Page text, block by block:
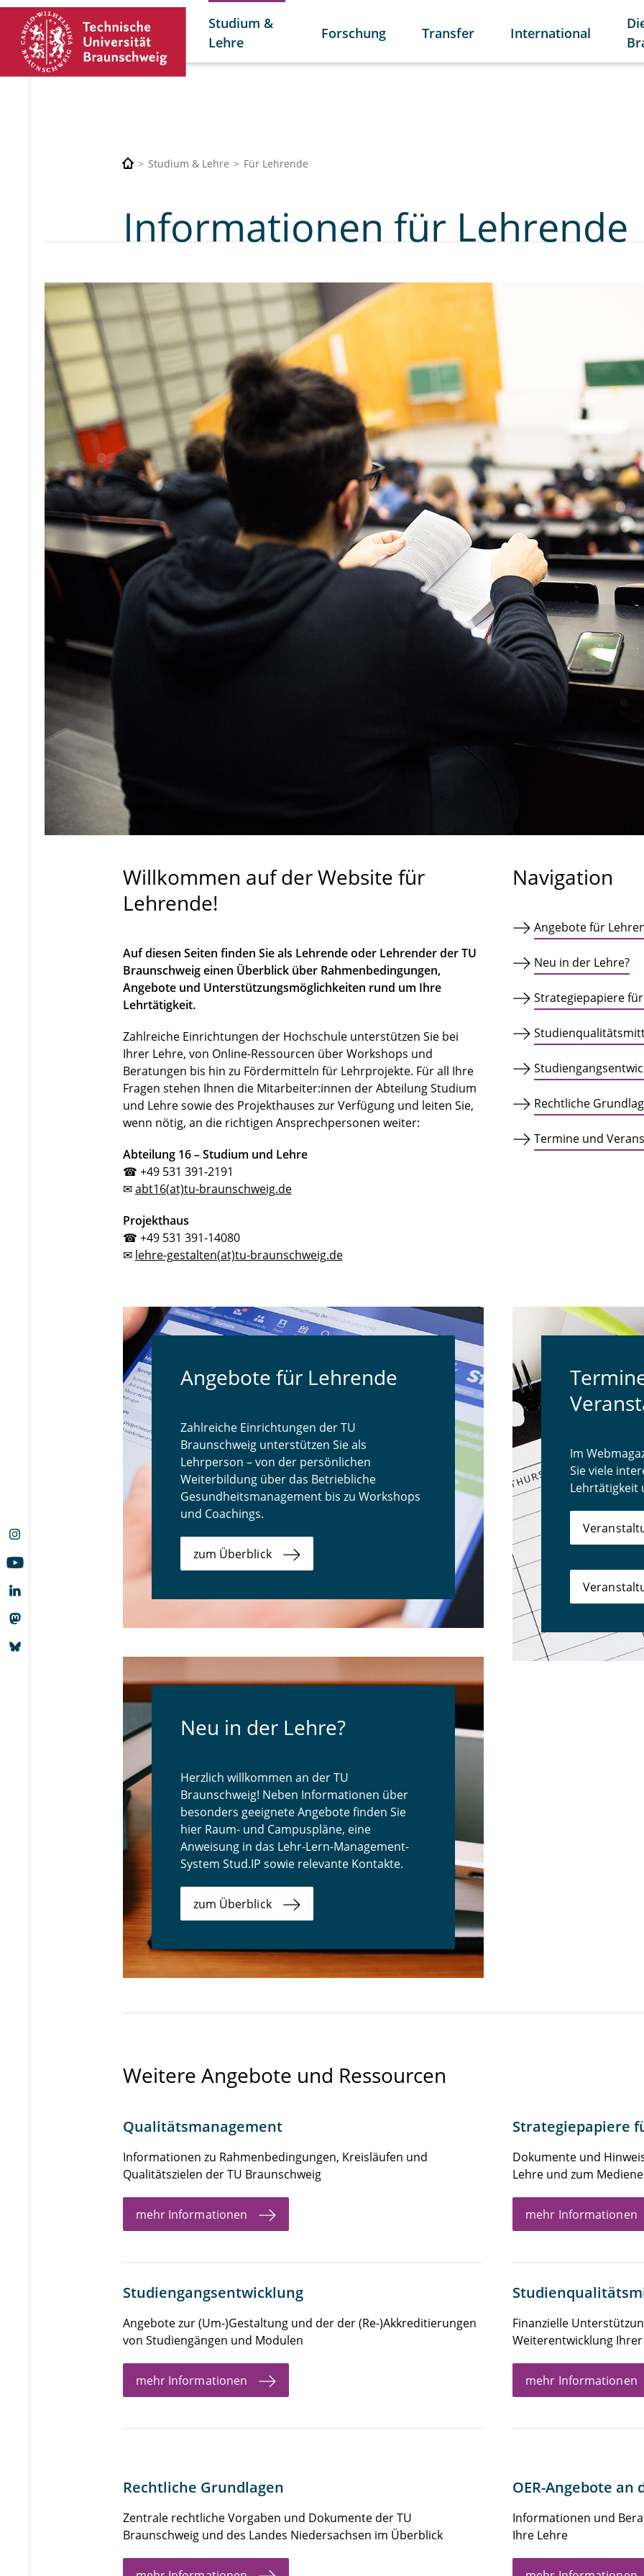
Studium &
Lehre
Forschung Transfer International
Studium & Lehre Für Lehrende
Informationen für Lehrende
Willkommen auf der Website für
Lehrende!
Auf diesen Seiten finden Sie als Lehrende oder Lehrender der TU
Braunschweig einen Überblick über Rahmenbedingungen,
Angebote und Unterstützungsmöglichkeiten rund um Ihre
Lehrtätigkeit.
Zahlreiche Einrichtungen der Hochschule unterstützen Sie bei
Ihrer Lehre, von Online-Ressourcen über Workshops und
Beratungen bis hin zu Fördermitteln für Lehrprojekte. Für all Ihre
Fragen stehen Ihnen die Mitarbeiter:innen der Abteilung Studium
und Lehre sowie des Projekthauses zur Verfügung und leiten Sie,
wenn nötig, an die richtigen Ansprechpersonen weiter:
Abteilung 16 – Studium und Lehre
☎ +49 531 391-2191
✉abt16(at)tu-braunschweig.de
Projekthaus
☎ +49 531 391-14080
✉ lehre-gestalten(at)tu-braunschweig.de
Navigation
Angebote für
Neu in der Lehre?
Strategiepapiere
Rechtliche
Termine und
Angebote für Lehrende
Zahlreiche Einrichtungen der TU
Braunschweig unterstützen Sie als
Lehrperson – von der persönlichen
Weiterbildung über das Betriebliche
Gesundheitsmanagement bis zu Workshops
und Coachings.
zum Überblick
Neu in der Lehre?
Herzlich willkommen an der TU
Braunschweig! Neben Informationen über
besonders geeignete Angebote finden Sie
hier Raum- und Campuspläne, eine
Anweisung in das Lehr-Lern-Management-
System Stud.IP sowie relevante Kontakte.
zum Überblick
Im
Sie viele
Lehrtätigkeit
Weitere Angebote und Ressourcen
Qualitätsmanagement
Informationen zu Rahmenbedingungen, Kreisläufen und
Qualitätszielen der TU Braunschweig
mehr Informationen
Studiengangsentwicklung
Angebote zur (Um-)Gestaltung und der der (Re-)Akkreditierungen
von Studiengängen und Modulen
mehr Informationen
Rechtliche Grundlagen
Zentrale rechtliche Vorgaben und Dokumente der TU
Braunschweig und des Landes Niedersachsen im Überblick
Strategiepapiere
Dokumente und
Lehre und zum
mehr Informationen
Finanzielle
Weiterentwicklung
mehr Informationen
OER-Angebote an
Informationen und
Ihre Lehre